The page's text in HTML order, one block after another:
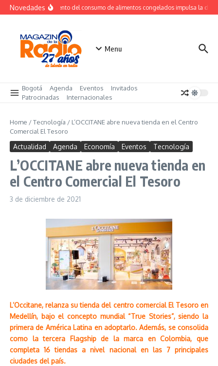
Saltar al contenido
NovedadesCrecimiento del consumo de alimentos congelados impulsa la
Menu
Bogotá Agenda Eventos
Invitados
Patrocinadas
Internacionales
Home /Tecnología / L’OCCITANE abre nueva tienda en el Centro
Comercial El Tesoro
Actualidad Agenda Economía Eventos Tecnología
L’OCCITANE abre nueva tienda en
el Centro Comercial El Tesoro
3 de diciembre de 2021
L’Occitane, relanza su tienda del centro comercial El Tesoro en
Medellín, bajo el concepto mundial “True Stories”, siendo la
primera de América Latina en adoptarlo. Además, se consolida
como la tercera Flagship de la marca en Colombia, que
completa 16 tiendas a nivel nacional en las 7 principales
ciudades del país.